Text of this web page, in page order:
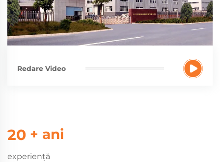
Redare Video
20 + ani
experienţă